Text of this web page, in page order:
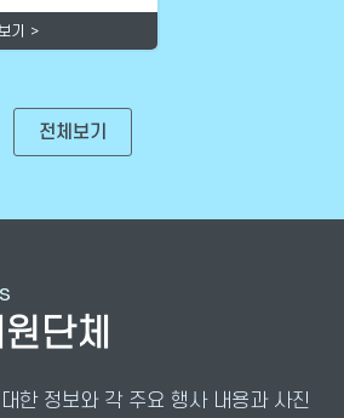
기 >
전체보기
단체
한 정보와 각 주요 행사 내용과 사진